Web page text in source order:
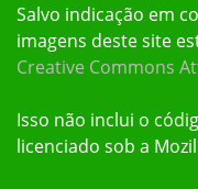
Salvo indicação em
imagens deste site
Creative Commons
Isso não inclui o
licenciado sob a